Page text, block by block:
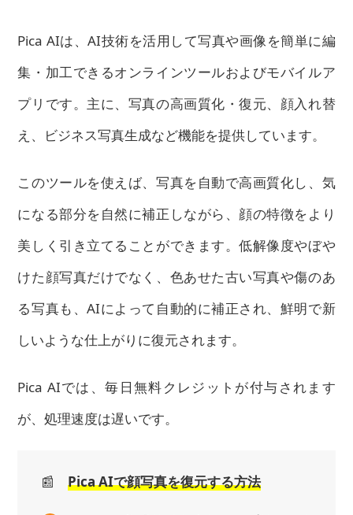
Pica AIは、AI技術を活用して写真や画像を簡単に編
集・加工できるオンラインツールおよびモバイルア
プリです。主に、写真の高画質化・復元、顔入れ替
え、ビジネス写真生成など機能を提供しています。
このツールを使えば、写真を自動で高画質化し、気
になる部分を自然に補正しながら、顔の特徴をより
美しく引き立てることができます。低解像度やぼや
けた顔写真だけでなく、色あせた古い写真や傷のあ
る写真も、AIによって自動的に補正され、鮮明で新
しいような仕上がりに復元されます。
Pica AIでは、毎日無料クレジットが付与されます
が、処理速度は遅いです。
📰Pica AIで顔写真を復元する方法